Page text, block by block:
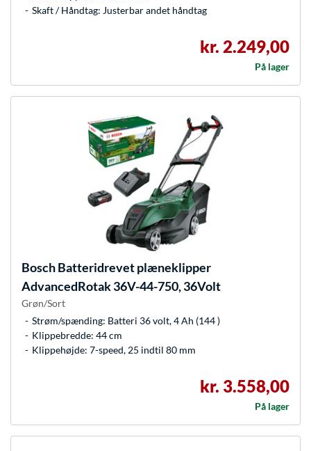
Skaft / Håndtag: Justerbar andet håndtag
kr. 2.249,00
På lager
BoschBatteridrevet plæneklipper
AdvancedRotak 36V-44-750, 36Volt
Grøn/Sort
Strøm/spænding: Batteri 36 volt, 4 Ah (144 )
Klippebredde: 44 cm
Klippehøjde: 7-speed, 25 indtil 80 mm
kr. 3.558,00
På lager